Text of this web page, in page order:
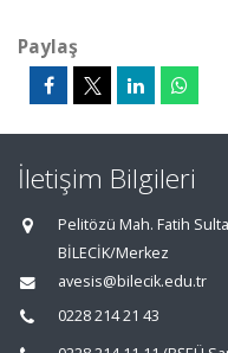
Paylaş
İletişim Bilgileri
Pelitözü Mah. Fatih
BİLECİK/Merkez
avesis@bilecik.edu.tr
0228 214 21 43